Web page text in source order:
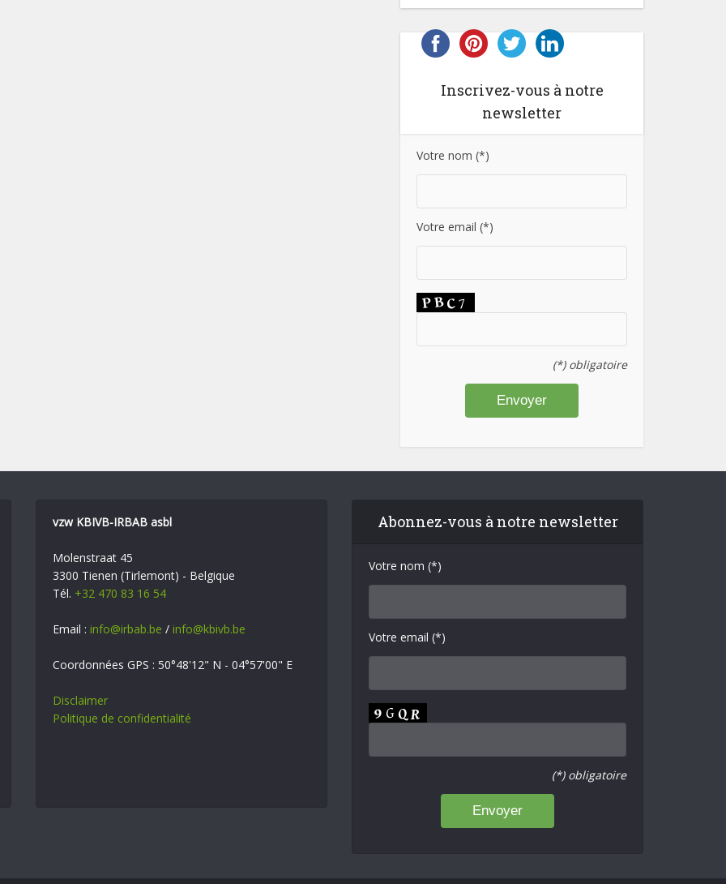
Inscrivez-vous à notre
newsletter
Votre nom (*)
Votre email (*)
(*) obligatoire
vzw KBIVB-IRBAB asbl
Molenstraat 45
3300 Tienen (Tirlemont) - Belgique
Tél. +32 470 83 16 54
Email : info@irbab.be / info@kbivb.be
Coordonnées GPS : 50°48'12" N - 04°57'00" E
Disclaimer
Politique de confidentialité
Abonnez-vous à notre newsletter
Votre nom (*)
Votre email (*)
(*) obligatoire